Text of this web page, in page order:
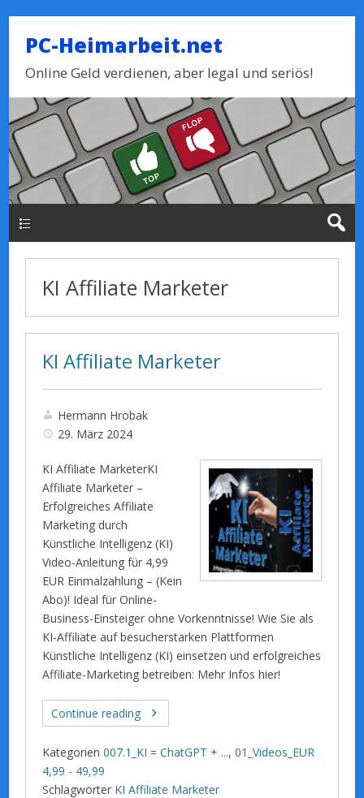
PC-Heimarbeit.net
Online Geld verdienen, aber legal und seriös!
KI Affiliate Marketer
KI Affiliate Marketer
Hermann Hrobak
29. März 2024
KI Affiliate MarketerKI
Affiliate Marketer –
Erfolgreiches Affiliate
Marketing durch
Künstliche Intelligenz (KI)
Video-Anleitung für 4,99
EUR Einmalzahlung – (Kein
Abo)! Ideal für Online-
Business-Einsteiger ohne Vorkenntnisse! Wie Sie als
KI-Affiliate auf besucherstarken Plattformen
Künstliche Intelligenz (KI) einsetzen und erfolgreiches
Affiliate-Marketing betreiben: Mehr Infos hier!
Continue reading
Kategorien 007.1_KI = ChatGPT + ...,01_Videos_EUR
4,99 - 49,99
Schlagwörter KI Affiliate Marketer